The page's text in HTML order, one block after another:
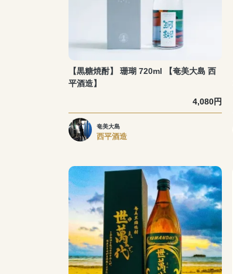
【黒糖焼酎】 珊瑚 720ml 【奄美大島 西
平酒造】
4,080円
奄美大島
西平酒造